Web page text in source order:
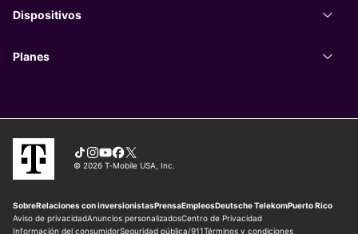
Dispositivos
Planes
SobreRelaciones con inversionistasPrensaEmpleosDeutsche TelekomPuerto Rico
Aviso de privacidadAnuncios personalizadosCentro de Privacidad
Información del consumidorSeguridad pública/911Términos y condiciones
TiktokInstagram
You Tube
Facebook
X
© 2026 T‑Mobile USA, Inc.